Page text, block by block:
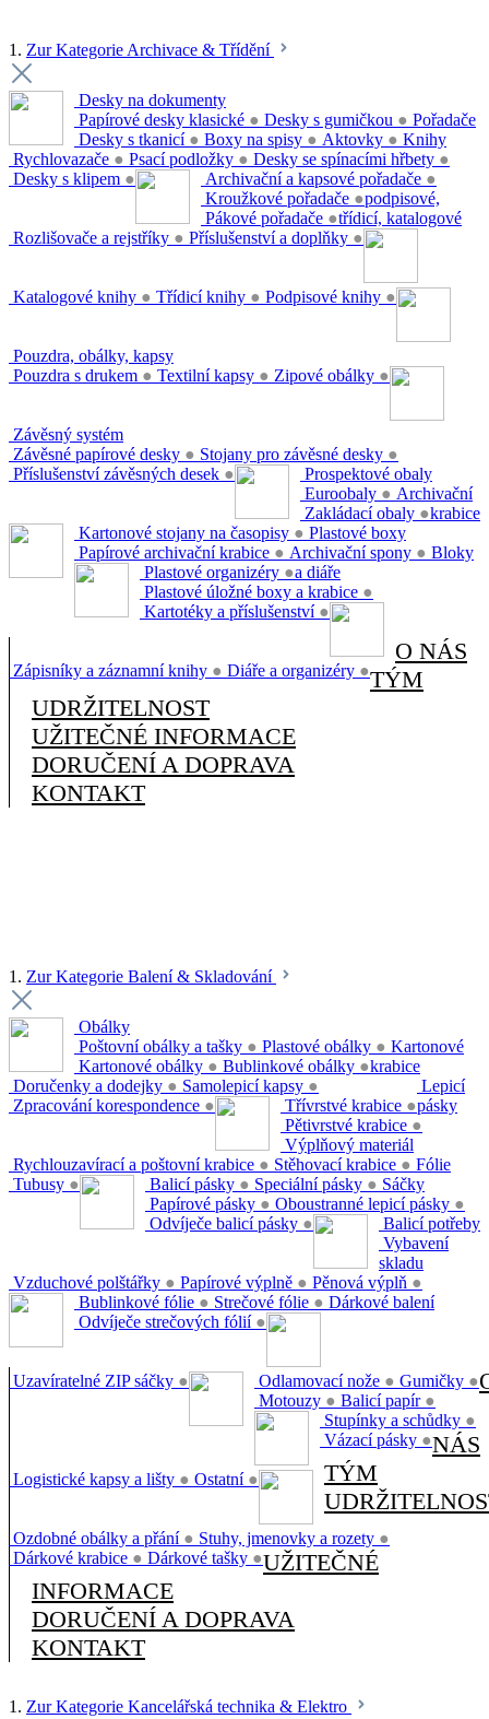
1. Zur Kategorie Archivace & Třídění
Desky na dokumenty
Papírové desky klasické ● Desky s gumičkou ●
Desky s tkanicí ● Boxy na spisy ● Aktovky ●
Rychlovazače ● Psací podložky ● Desky se spínacími hřbety ●
Desky s klipem ●
Pořadače
Archivační a kapsové pořadače ●
Kroužkové pořadače ●
Pákové pořadače ●
Rozlišovače a rejstříky ● Příslušenství a doplňky ●
Knihy
podpisové,
třídicí, katalogové
Katalogové knihy ● Třídicí knihy ● Podpisové knihy ●
Pouzdra, obálky, kapsy
Pouzdra s drukem ● Textilní kapsy ● Zipové obálky ●
Závěsný systém
Závěsné papírové desky ● Stojany pro závěsné desky ●
Příslušenství závěsných desek ●
Prospektové obaly
Euroobaly ●
Zakládací obaly ●
Archivační
krabice
Kartonové stojany na časopisy ●
Papírové archivační krabice ● Archivační spony ●
Plastové boxy
Plastové organizéry ●
Plastové úložné boxy a krabice ●
Kartotéky a příslušenství ●
Bloky
a diáře
Zápisníky a záznamní knihy ● Diáře a organizéry ●
O NÁS
TÝM
UDRŽITELNOST
UŽITEČNÉ INFORMACE
DORUČENÍ A DOPRAVA
KONTAKT
1. Zur Kategorie Balení & Skladování
Obálky
Poštovní obálky a tašky ● Plastové obálky ●
Kartonové obálky ● Bublinkové obálky ●
Doručenky a dodejky ● Samolepicí kapsy ●
Zpracování korespondence ●
Kartonové
krabice
Třívrstvé krabice ●
Pětivrstvé krabice ●
Rychlouzavírací a poštovní krabice ● Stěhovací krabice ●
Tubusy ●
Lepicí
pásky
Balicí pásky ● Speciální pásky ●
Papírové pásky ● Oboustranné lepicí pásky ●
Odvíječe balicí pásky ●
Výplňový materiál
Vzduchové polštářky ● Papírové výplně ● Pěnová výplň ●
Fólie
Bublinkové fólie ● Strečové fólie ●
Odvíječe strečových fólií ●
Sáčky
Uzavíratelné ZIP sáčky ●
Balicí potřeby
Odlamovací nože ● Gumičky ●
Motouzy ● Balicí papír ●
Vybavení
skladu
Stupínky a schůdky ●
Vázací pásky ●
Logistické kapsy a lišty ● Ostatní ●
Dárkové balení
Ozdobné obálky a přání ● Stuhy, jmenovky a rozety ●
Dárkové krabice ● Dárkové tašky ●
NÁS
TÝM
UŽITEČNÉ
INFORMACE
DORUČENÍ A DOPRAVA
KONTAKT
1. Zur Kategorie Kancelářská technika & Elektro